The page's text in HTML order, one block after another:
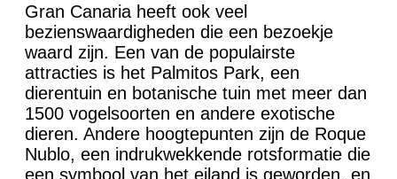
Gran Canaria heeft ook veel
bezienswaardigheden die een bezoekje
waard zijn. Een van de populairste
attracties is het Palmitos Park, een
dierentuin en botanische tuin met meer dan
1500 vogelsoorten en andere exotische
dieren. Andere hoogtepunten zijn de Roque
Nublo, een indrukwekkende rotsformatie die
een symbool van het eiland is geworden, en